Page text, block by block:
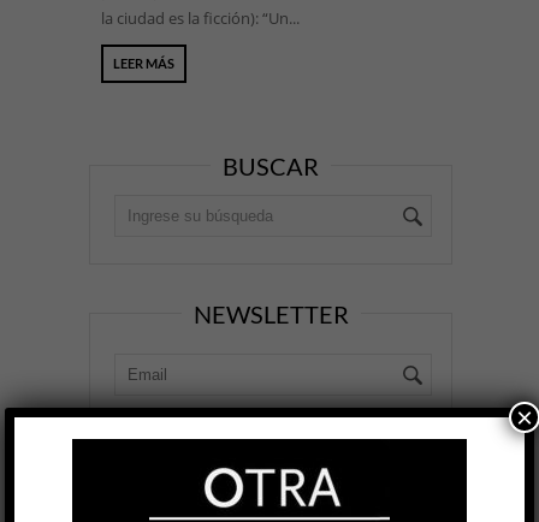
la ciudad es la ficción): “Un...
LEER MÁS
BUSCAR
NEWSLETTER
×